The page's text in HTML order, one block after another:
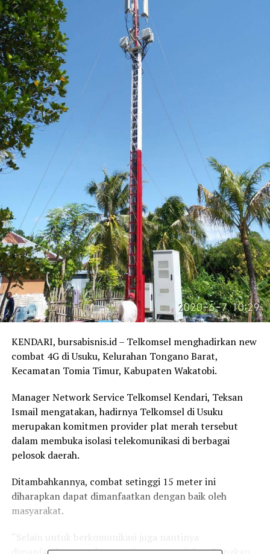
KENDARI, bursabisnis.id – Telkomsel menghadirkan new
combat 4G di Usuku, Kelurahan Tongano Barat,
Kecamatan Tomia Timur, Kabupaten Wakatobi.
Manager Network Service Telkomsel Kendari, Teksan
Ismail mengatakan, hadirnya Telkomsel di Usuku
merupakan komitmen provider plat merah tersebut
dalam membuka isolasi telekomunikasi di berbagai
pelosok daerah.
Ditambahkannya, combat setinggi 15 meter ini
diharapkan dapat dimanfaatkan dengan baik oleh
masyarakat.
dimanfaatkan untuk menunjang potensi desa,” ungkap